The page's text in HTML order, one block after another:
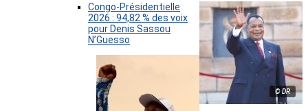
© DR
Congo-Présidentielle
2026 : 94,82 % des voix
pour Denis Sassou
N’Guesso